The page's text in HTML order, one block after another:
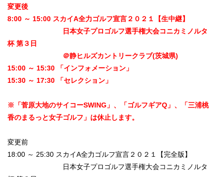
変更後
8:00 ～ 15:00 スカイA全力ゴルフ宣言２０２１【生中継】
日本女子プロゴルフ選手権大会コニカミノルタ
杯 第３日
＠静ヒルズカントリークラブ(茨城県)
15:00 ～ 15:30 「インフォメーション」
15:30 ～ 17:30 「セレクション」
※「菅原大地のサイコーSWING」、「ゴルフギアQ」、「三浦桃
香のまるっと女子ゴルフ」は休止します。
変更前
18:00 ～ 25:30 スカイA全力ゴルフ宣言２０２１【完全版】
日本女子プロゴルフ選手権大会コニカミノルタ